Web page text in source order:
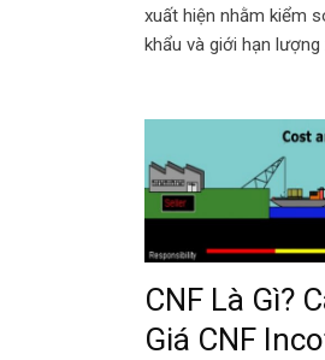
xuất hiện nhằm kiểm
khẩu và giới hạn
CNF Là Gì?
Giá CNF